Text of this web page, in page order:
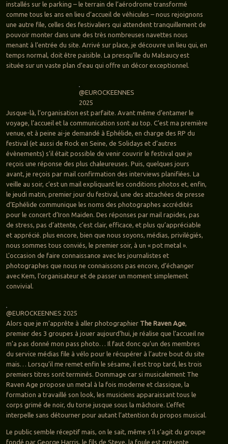
installés sur le parking – le terrain de l’aérodrome transformé
comme tous les ans en lieu d’accueil de véhicules – nous rejoignons
une autre file, celles des festivaliers qui attendent tranquillement de
pouvoir monter dans une des très nombreuses navettes nous
menant à l’entrée du site. Arrivé sur place, je découvre un lieu qui, en
temps normal, doit être paisible. La presqu’île du Malsaucy est
située sur un vaste plan d’eau qui offre un décor exceptionnel.
@EUROCKEENNES
2025
Jusque-là, l’organisation est parfaite. Avant même d’entamer le
voyage, l’accueil et la communication sont au top. C’est ma première
venue, et à peine ai-je demandé à Ephélide, en charge des RP du
festival (et aussi de Rock en Seine, de Solidays et d’autres
évènements) s’il était possible de venir couvrir le festival que je
reçois une réponse des plus chaleureuses. Puis, quelques jours
avant, je reçois par mail confirmation des interviews planifiées. La
veille au soir, c’est un mail expliquant les conditions photos et, enfin,
le jeudi matin, premier jour du festival, une des attachées de presse
d’Ephélide communique les noms des photographes accrédités
pour le concert d’Iron Maiden. Des réponses par mail rapides, pas
de stress, pas d’attente, c’est clair, efficace, et plus qu’appréciable
et apprécié. plus encore, bien que nous soyons, médias, privilégiés,
nous sommes tous conviés, le premier soir, à un « pot metal ».
L’occasion de faire connaissance avec les journalistes et
photographes que nous ne connaissons pas encore, d’échanger
avec Kem, l’organisateur et de passer un moment simplement
convivial.
@EUROCKEENNES 2025
Alors que je m’apprête à aller photographier The Raven Age,
premier des 3 groupes à jouer aujourd’hui, je réalise que l’accueil ne
m’a pas donné mon pass photo… Il faut donc qu’un des membres
du service médias file à vélo pour le récupérer à l’autre bout du site
mais… Lorsqu’il me remet enfin le sésame, il est trop tard, les trois
premiers titres sont terminés. Dommage car si musicalement The
Raven Age propose un metal à la fois moderne et classique, la
formation a travaillé son look, les musiciens apparaissant tous le
corps grimé de noir, du torse jusque sous la mâchoire. L’effet
interpelle sans détourner pour autant l’attention du propos musical.
Le public semble réceptif mais, on le sait, même s’il s’agit du groupe
fondé par George Harris, le fils de Steve, la foule est présente